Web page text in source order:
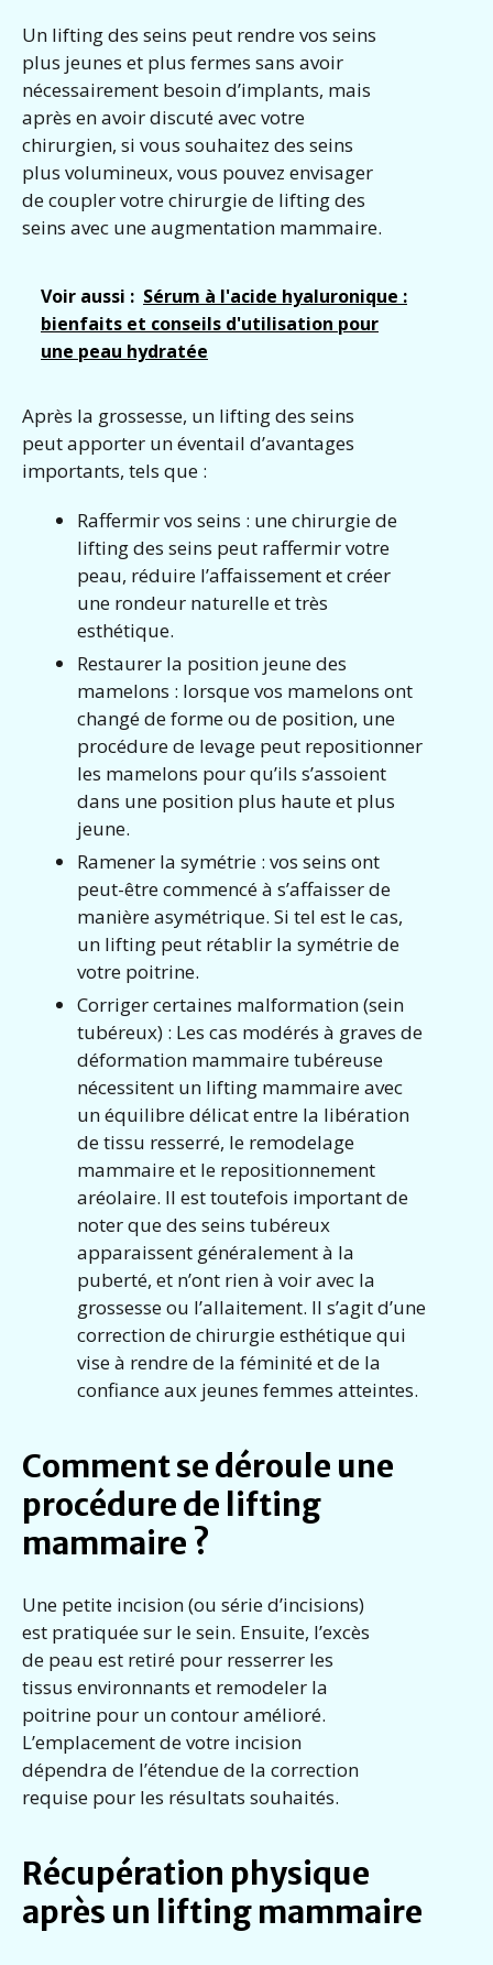
Un lifting des seins peut rendre vos seins
plus jeunes et plus fermes sans avoir
nécessairement besoin d’implants, mais
après en avoir discuté avec votre
chirurgien, si vous souhaitez des seins
plus volumineux, vous pouvez envisager
de coupler votre chirurgie de lifting des
seins avec une augmentation mammaire.
Voir aussi : Sérum à l'acide hyaluronique :
bienfaits et conseils d'utilisation pour
une peau hydratée
Après la grossesse, un lifting des seins
peut apporter un éventail d’avantages
importants, tels que :
Raffermir vos seins : une chirurgie de
lifting des seins peut raffermir votre
peau, réduire l’affaissement et créer
une rondeur naturelle et très
esthétique.
Restaurer la position jeune des
mamelons : lorsque vos mamelons ont
changé de forme ou de position, une
procédure de levage peut repositionner
les mamelons pour qu’ils s’assoient
dans une position plus haute et plus
jeune.
Ramener la symétrie : vos seins ont
peut-être commencé à s’affaisser de
manière asymétrique. Si tel est le cas,
un lifting peut rétablir la symétrie de
votre poitrine.
Corriger certaines malformation (sein
tubéreux) : Les cas modérés à graves de
déformation mammaire tubéreuse
nécessitent un lifting mammaire avec
un équilibre délicat entre la libération
de tissu resserré, le remodelage
mammaire et le repositionnement
aréolaire. Il est toutefois important de
noter que des seins tubéreux
apparaissent généralement à la
puberté, et n’ont rien à voir avec la
grossesse ou l’allaitement. Il s’agit d’une
correction de chirurgie esthétique qui
vise à rendre de la féminité et de la
confiance aux jeunes femmes atteintes.
Comment se déroule une
procédure de lifting
mammaire ?
Une petite incision (ou série d’incisions)
est pratiquée sur le sein. Ensuite, l’excès
de peau est retiré pour resserrer les
tissus environnants et remodeler la
poitrine pour un contour amélioré.
L’emplacement de votre incision
dépendra de l’étendue de la correction
requise pour les résultats souhaités.
Récupération physique
après un lifting mammaire